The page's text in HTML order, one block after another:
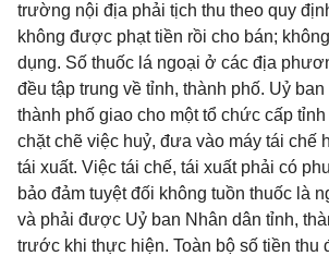
trường nội địa phải tịch thu theo quy
không được phạt tiền rồi cho bán;
dụng. Số thuốc lá ngoại ở các địa
đều tập trung về tỉnh, thành phố. Uỷ
thành phố giao cho một tổ chức cấp
chặt chẽ việc huỷ, đưa vào máy tái chế
tái xuất. Việc tái chế, tái xuất phải có
bảo đảm tuyệt đối không tuồn thuốc là
và phải được Uỷ ban Nhân dân tỉnh,
trước khi thực hiện. Toàn bộ số tiền thu